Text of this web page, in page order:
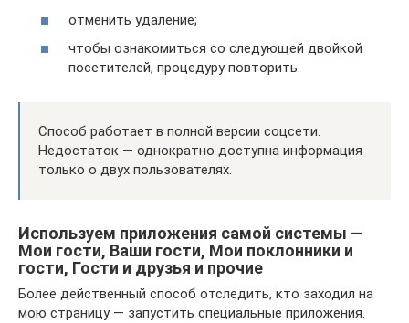
отменить удаление;
чтобы ознакомиться со следующей двойкой
посетителей, процедуру повторить.
Способ работает в полной версии соцсети.
Недостаток — однократно доступна информация
только о двух пользователях.
Используем приложения самой системы —
Мои гости, Ваши гости, Мои поклонники и
гости, Гости и друзья и прочие
Более действенный способ отследить, кто заходил на
мою страницу — запустить специальные приложения.